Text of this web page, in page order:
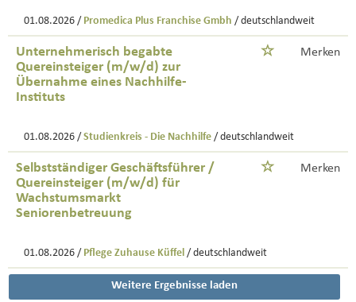
01.08.2026 / Promedica Plus Franchise Gmbh / deutschlandweit
Unternehmerisch begabte
Quereinsteiger (m/w/d) zur
Übernahme eines Nachhilfe-
Instituts
Merken
01.08.2026 / Studienkreis - Die Nachhilfe / deutschlandweit
Selbstständiger Geschäftsführer /
Quereinsteiger (m/w/d) für
Wachstumsmarkt
Seniorenbetreuung
Merken
01.08.2026 / Pflege Zuhause Küffel / deutschlandweit
Weitere Ergebnisse laden